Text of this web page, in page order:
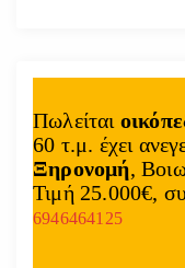
Πωλείται
60 τ.μ. έχει
Ξηρονομή,
Τιμή 25.000€,
6946464125